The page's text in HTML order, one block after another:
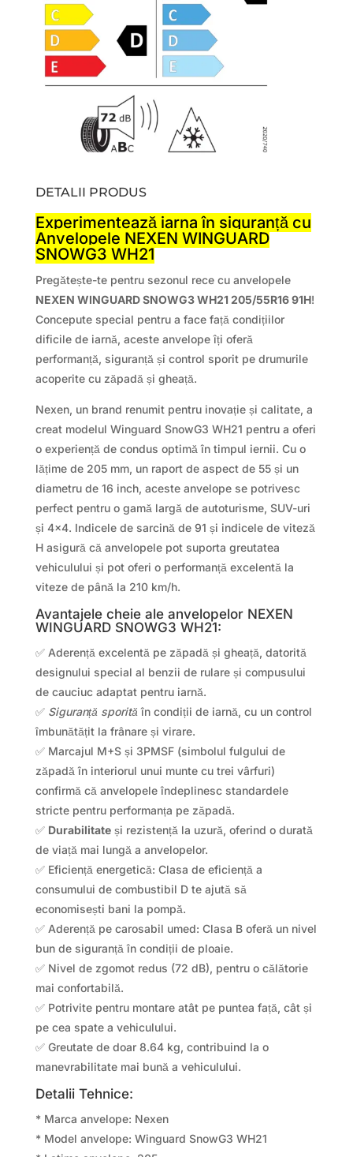
DETALII PRODUS
Experimentează iarna în siguranță cu
Anvelopele NEXEN WINGUARD
SNOWG3 WH21
Pregătește-te pentru sezonul rece cu anvelopele
NEXEN WINGUARD SNOWG3 WH21 205/55R16 91H!
Concepute special pentru a face față condițiilor
dificile de iarnă, aceste anvelope îți oferă
performanță, siguranță și control sporit pe drumurile
acoperite cu zăpadă și gheață.
Nexen, un brand renumit pentru inovație și calitate, a
creat modelul Winguard SnowG3 WH21 pentru a oferi
o experiență de condus optimă în timpul iernii. Cu o
lățime de 205 mm, un raport de aspect de 55 și un
diametru de 16 inch, aceste anvelope se potrivesc
perfect pentru o gamă largă de autoturisme, SUV-uri
și 4×4. Indicele de sarcină de 91 și indicele de viteză
H asigură că anvelopele pot suporta greutatea
vehiculului și pot oferi o performanță excelentă la
viteze de până la 210 km/h.
Avantajele cheie ale anvelopelor NEXEN
WINGUARD SNOWG3 WH21:
✅ Aderență excelentă pe zăpadă și gheață, datorită
designului special al benzii de rulare și compusului
de cauciuc adaptat pentru iarnă.
✅ Siguranță sporită în condiții de iarnă, cu un control
îmbunătățit la frânare și virare.
✅ Marcajul M+S și 3PMSF (simbolul fulgului de
zăpadă în interiorul unui munte cu trei vârfuri)
confirmă că anvelopele îndeplinesc standardele
stricte pentru performanța pe zăpadă.
✅ Durabilitateși rezistență la uzură, oferind o durată
de viață mai lungă a anvelopelor.
✅ Eficiență energetică: Clasa de eficiență a
consumului de combustibil D te ajută să
economisești bani la pompă.
✅ Aderență pe carosabil umed: Clasa B oferă un nivel
bun de siguranță în condiții de ploaie.
✅ Nivel de zgomot redus (72 dB), pentru o călătorie
mai confortabilă.
✅ Potrivite pentru montare atât pe puntea față, cât și
pe cea spate a vehiculului.
✅ Greutate de doar 8.64 kg, contribuind la o
manevrabilitate mai bună a vehiculului.
Detalii Tehnice:
* Marca anvelope: Nexen
* Model anvelope: Winguard SnowG3 WH21